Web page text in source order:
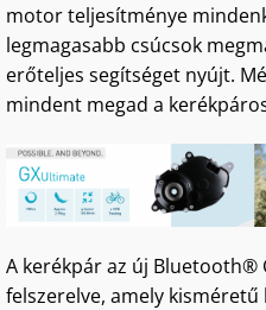
motor teljesítménye
legmagasabb csúcsok
erőteljes segítséget nyújt.
mindent megad a
A kerékpár az új Bluetooth®
felszerelve, amely kisméretű